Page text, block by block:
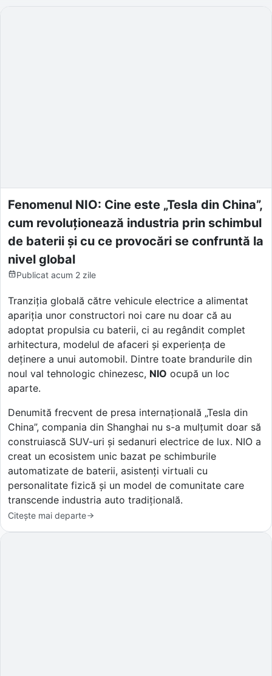
Fenomenul NIO: Cine este „Tesla din China”,
cum revoluționează industria prin schimbul
de baterii și cu ce provocări se confruntă la
nivel global
Publicat acum 2 zile
Tranziția globală către vehicule electrice a alimentat
apariția unor constructori noi care nu doar că au
adoptat propulsia cu baterii, ci au regândit complet
arhitectura, modelul de afaceri și experiența de
deținere a unui automobil. Dintre toate brandurile din
noul val tehnologic chinezesc, NIO ocupă un loc
aparte.
Denumită frecvent de presa internațională „Tesla din
China”, compania din Shanghai nu s-a mulțumit doar să
construiască SUV-uri și sedanuri electrice de lux. NIO a
creat un ecosistem unic bazat pe schimburile
automatizate de baterii, asistenți virtuali cu
personalitate fizică și un model de comunitate care
transcende industria auto tradițională.
Citește mai departe